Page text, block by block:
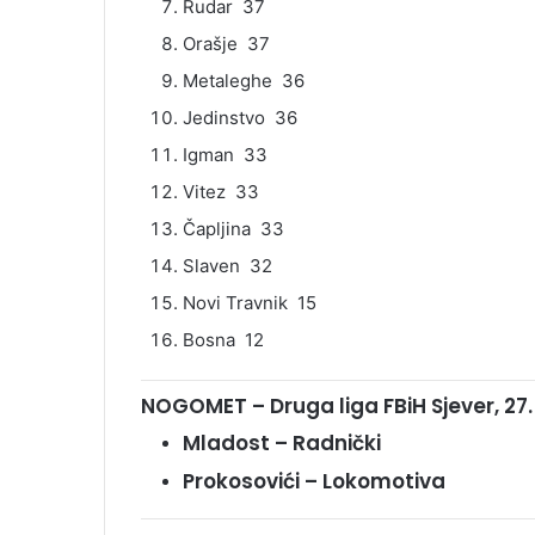
Rudar 37
Orašje 37
Metaleghe 36
Jedinstvo 36
Igman 33
Vitez 33
Čapljina 33
Slaven 32
Novi Travnik 15
Bosna 12
NOGOMET – Druga liga FBiH Sjever,
Mladost – Radnički
Prokosovići – Lokomotiva